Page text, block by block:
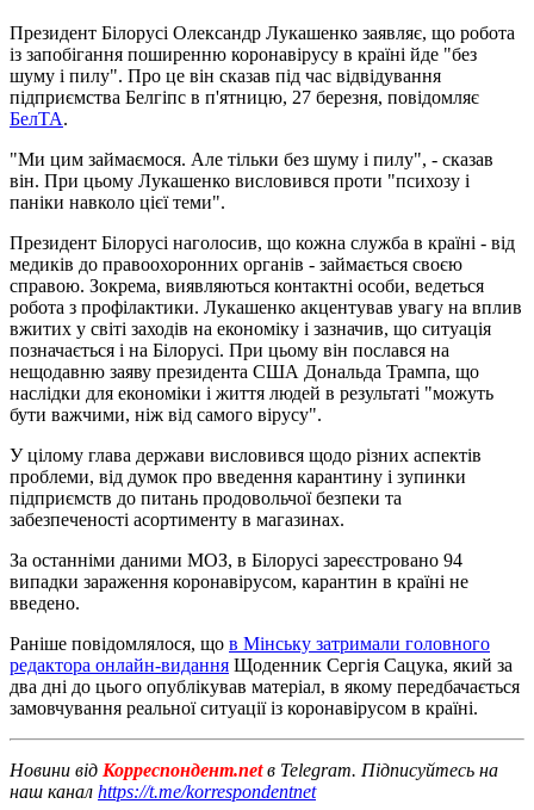
Президент Білорусі Олександр Лукашенко заявляє, що робота
із запобігання поширенню коронавірусу в країні йде "без
шуму і пилу". Про це він сказав під час відвідування
підприємства Белгіпс в п'ятницю, 27 березня, повідомляє
БелТА.
"Ми цим займаємося. Але тільки без шуму і пилу", - сказав
він. При цьому Лукашенко висловився проти "психозу і
паніки навколо цієї теми".
Президент Білорусі наголосив, що кожна служба в країні - від
медиків до правоохоронних органів - займається своєю
справою. Зокрема, виявляються контактні особи, ведеться
робота з профілактики. Лукашенко акцентував увагу на вплив
вжитих у світі заходів на економіку і зазначив, що ситуація
позначається і на Білорусі. При цьому він послався на
нещодавню заяву президента США Дональда Трампа, що
наслідки для економіки і життя людей в результаті "можуть
бути важчими, ніж від самого вірусу".
У цілому глава держави висловився щодо різних аспектів
проблеми, від думок про введення карантину і зупинки
підприємств до питань продовольчої безпеки та
забезпеченості асортименту в магазинах.
За останніми даними МОЗ, в Білорусі зареєстровано 94
випадки зараження коронавірусом, карантин в країні не
введено.
Раніше повідомлялося, що в Мінську затримали головного
редактора онлайн-видання Щоденник Сергія Сацука, який за
два дні до цього опублікував матеріал, в якому передбачається
замовчування реальної ситуації із коронавірусом в країні.
Новини від Корреспондент.netв Telegram. Підписуйтесь на
наш канал https://t.me/korrespondentnet